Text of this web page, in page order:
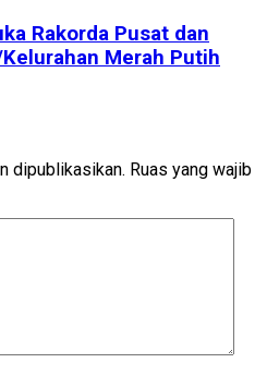
Rakorda Pusat dan
Merah Putih
dipublikasikan. Ruas yang wajib